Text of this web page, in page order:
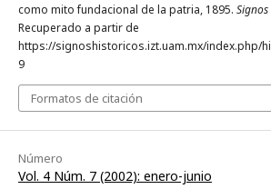
como mito fundacional de la patria, 1895.
Recuperado a partir de
https://signoshistoricos.izt.uam.mx/index.php/
9
Formatos de citación
Número
Vol. 4 Núm. 7 (2002): enero-junio